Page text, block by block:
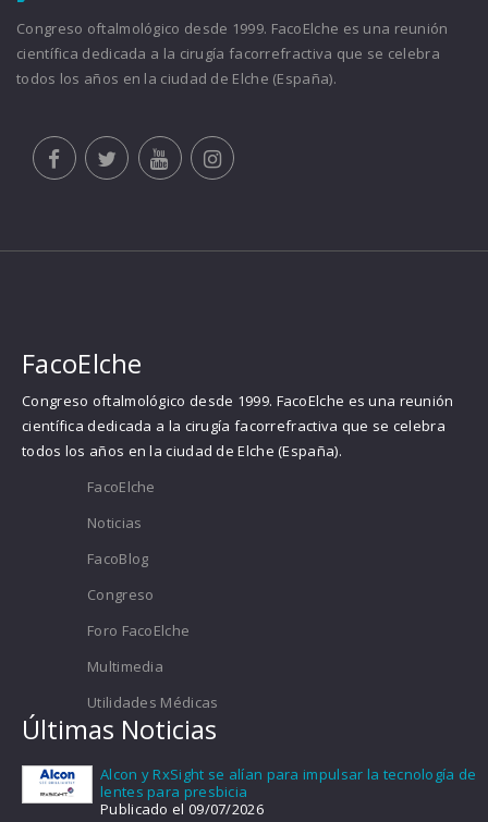
Congreso oftalmológico desde 1999. FacoElche es una reunión
científica dedicada a la cirugía facorrefractiva que se celebra
todos los años en la ciudad de Elche (España).
FacoElche
Congreso oftalmológico desde 1999. FacoElche es una reunión
científica dedicada a la cirugía facorrefractiva que se celebra
todos los años en la ciudad de Elche (España).
FacoElche
Noticias
FacoBlog
Congreso
Foro FacoElche
Multimedia
Utilidades Médicas
Últimas Noticias
Alcon y RxSight se alían para impulsar la tecnología de
lentes para presbicia
Publicado el 09/07/2026